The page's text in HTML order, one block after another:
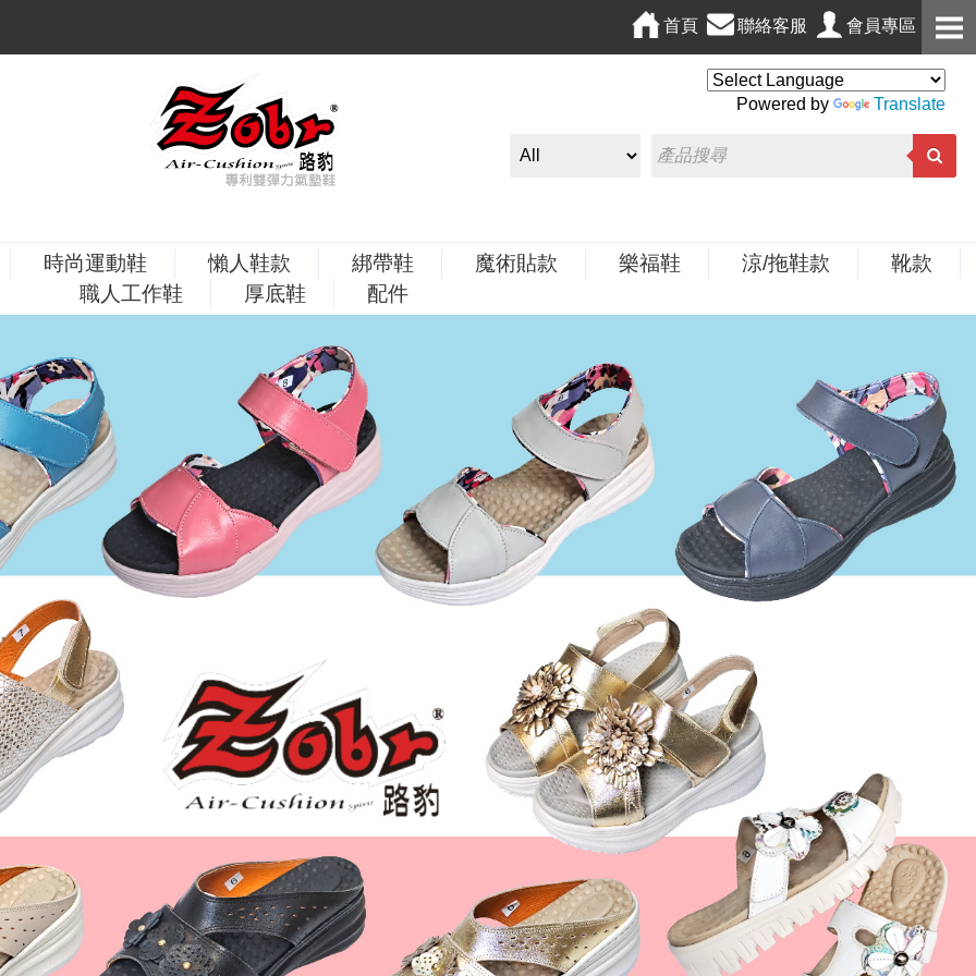
會員專區
聯絡客服
首頁
Powered by Translate
時尚運動鞋 懶人鞋款 綁帶鞋 魔術貼款 樂福鞋 涼/拖鞋款
靴款
職人工作鞋
厚底鞋 配件
t